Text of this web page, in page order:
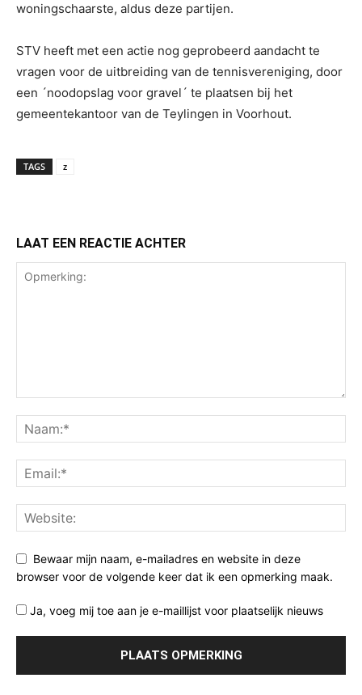
woningschaarste, aldus deze partijen.
STV heeft met een actie nog geprobeerd aandacht te
vragen voor de uitbreiding van de tennisvereniging, door
een ´noodopslag voor gravel´ te plaatsen bij het
gemeentekantoor van de Teylingen in Voorhout.
TAGS z
LAAT EEN REACTIE ACHTER
Bewaar mijn naam, e-mailadres en website in deze
browser voor de volgende keer dat ik een opmerking maak.
Ja, voeg mij toe aan je e-maillijst voor plaatselijk nieuws